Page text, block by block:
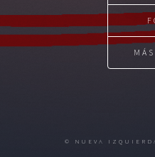
© NUEVA